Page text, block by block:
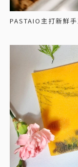
PASTAIO主打新鮮